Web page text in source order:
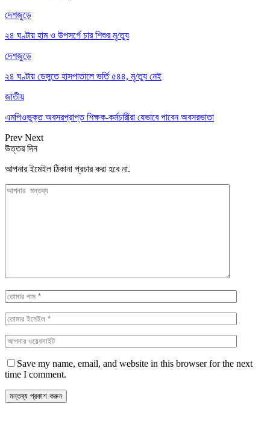
দেশজুড়ে
২৪ ঘণ্টায় হাম ও উপসর্গে চার শিশুর মৃ/ত্যু
দেশজুড়ে
২৪ ঘণ্টায় ডেঙ্গুতে হাসপাতালে ভর্তি ৫৪৪, মৃ/ত্যু নেই
জাতীয়
এমপিওভুক্ত অবসরপ্রাপ্ত শিক্ষক-কর্মচারীরা যেভাবে পাবেন অবসরভাতা
Prev Next
উত্তর দিন
আপনার ইমেইল ঠিকানা প্রচার করা হবে না.
Save my name, email, and website in this browser for the next
time I comment.